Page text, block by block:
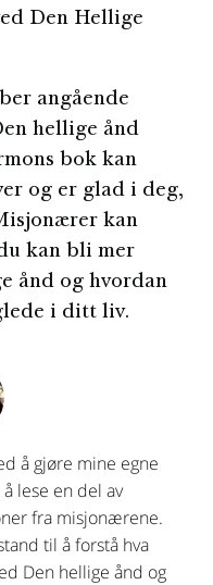
Den Hellige
angående
hellige ånd
bok kan
og er glad i deg,
kan
kan bli mer
ånd og hvordan
i ditt liv.
å gjøre mine egne
lese en del av
fra misjonærene.
til å forstå hva
Den hellige ånd og